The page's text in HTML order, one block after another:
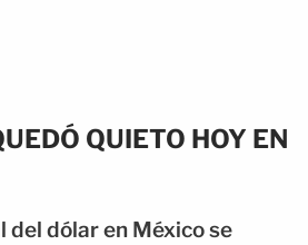
QUIETO HOY EN
del dólar en México se